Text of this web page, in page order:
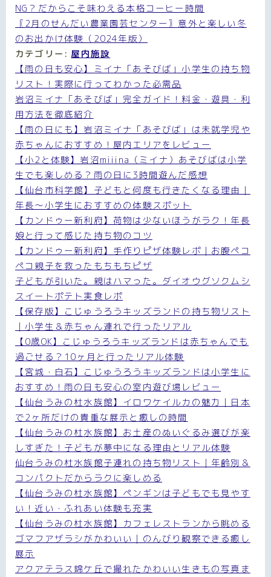
NG？だからこそ味わえる本格コーヒー時間
〖2月のせんだい農業園芸センター〗意外と楽しい冬
のお出かけ体験（2024年版）
カテゴリー: 屋内施設
【雨の日も安心】ミイナ「あそびば」小学生の持ち物
リスト！実際に行ってわかった必需品
岩沼ミイナ「あそびば」完全ガイド！料金・遊具・利
用方法を徹底紹介
【雨の日にも】岩沼ミイナ「あそびば」は未就学児や
赤ちゃんにおすすめ！屋内エリアをレビュー
【小2と体験】岩沼miiina（ミイナ）あそびばは小学
生でも楽しめる？雨の日に3時間遊んだ感想
【仙台市科学館】子どもと何度も行きたくなる理由｜
年長〜小学生におすすめの体験スポット
【カンドゥー新利府】荷物は少ないほうがラク！年長
娘と行って感じた持ち物のコツ
【カンドゥー新利府】手作りピザ体験レポ｜お腹ペコ
ペコ親子を救ったもちもちピザ
子どもが引いた。親はハマった。ダイオウグソクムシ
スイートポテト実食レポ
【保存版】こじゅうろうキッズランドの持ち物リスト
｜小学生＆赤ちゃん連れで行ったリアル
【0歳OK】こじゅうろうキッズランドは赤ちゃんでも
過ごせる？10ヶ月と行ったリアル体験
【宮城・白石】こじゅうろうキッズランドは小学生に
おすすめ！雨の日も安心の室内遊び場レビュー
【仙台うみの杜水族館】イロワケイルカの魅力｜日本
で2ヶ所だけの貴重な展示と癒しの時間
【仙台うみの杜水族館】お土産のぬいぐるみ選びが楽
しすぎた！子どもが夢中になる理由とリアル体験
仙台うみの杜水族館子連れの持ち物リスト｜年齢別＆
コンパクトだからラクに楽しめる
【仙台うみの杜水族館】ペンギンは子どもでも見やす
い！近い・ふれあい体験も充実
【仙台うみの杜水族館】カフェレストランから眺める
ゴマフアザラシがかわいい｜のんびり観察できる癒し
展示
アクアテラス錦ケ丘で撮れたかわいい生きもの写真ま